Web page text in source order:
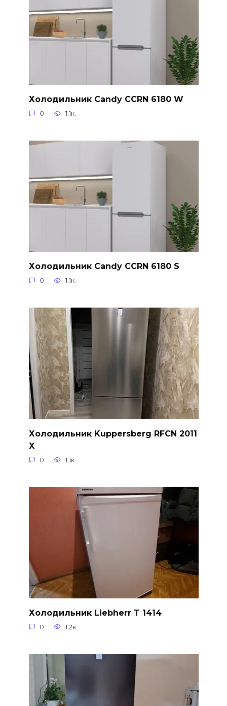
Холодильник Candy CCRN 6180 W
0 1.1к.
Холодильник Candy CCRN 6180 S
0 1.1к.
Холодильник Kuppersberg RFCN 2011
X
0 1.1к.
Холодильник Liebherr T 1414
0 1.2к.